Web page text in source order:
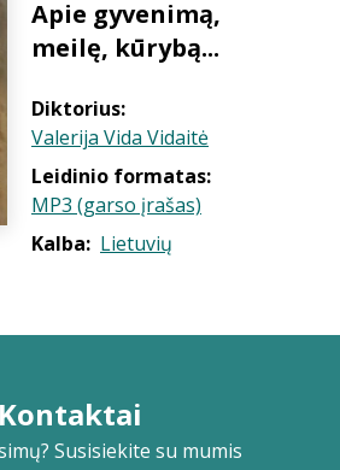
Apie gyvenimą,
meilę, kūrybą...
Diktorius:
Valerija Vida Vidaitė
Leidinio formatas:
MP3 (garso įrašas)
Kalba: Lietuvių
Kontaktai
Susisiekite su mumis